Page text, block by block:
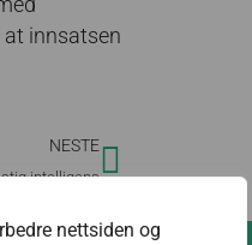
nettsiden og
innsatsen
NESTE
intelligens